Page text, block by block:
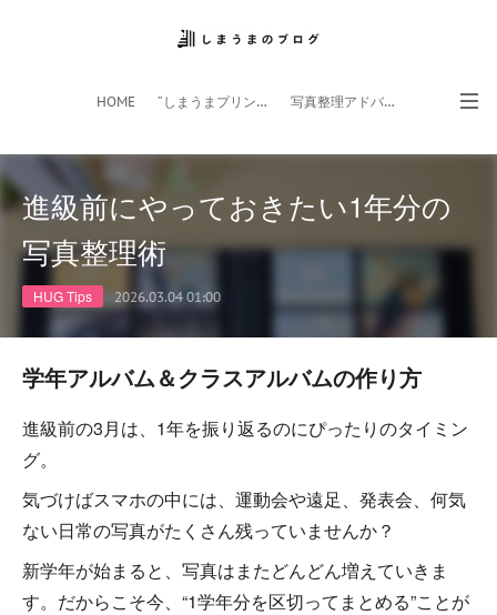
HOME ”しまうまプリント”サイト 写真整理アドバイザー
フォトライフ応援団 スマホアプリ
進級前にやっておきたい1年分の
写真整理術
HUG Tips 2026.03.04 01:00
学年アルバム＆クラスアルバムの作り方
進級前の3月は、1年を振り返るのにぴったりのタイミン
グ。
気づけばスマホの中には、運動会や遠足、発表会、何気
ない日常の写真がたくさん残っていませんか？
新学年が始まると、写真はまたどんどん増えていきま
す。だからこそ今、“1学年分を区切ってまとめる”ことが